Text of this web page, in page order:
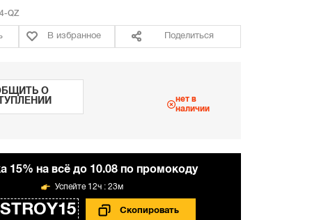
QZ
В избранное Поделиться
О
нет в
наличии
15% на всё до 10.08 по промокоду
12ч : 23м